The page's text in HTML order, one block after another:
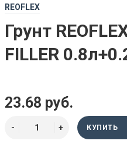
REOFLEX
Грунт
FILLER
23.68 руб.
КУПИТЬ